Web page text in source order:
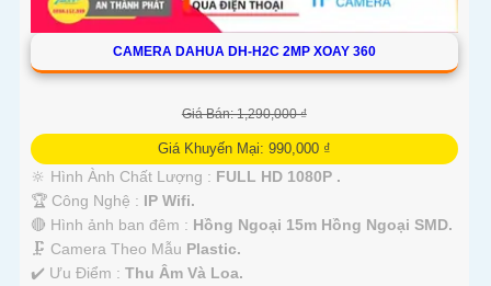
CAMERA DAHUA DH-H2C 2MP XOAY 360
Giá Bán: 1,290,000 ₫
Giá Khuyến Mại: 990,000 ₫
🔆 Hình Ành Chất Lượng : FULL HD 1080P .
🏆 Công Nghệ : IP Wifi.
🔴 Hình ảnh ban đêm : Hồng Ngoại 15m Hồng Ngoại SMD.
🗜️ Camera Theo Mẫu Plastic.
️✔️ Ưu Điểm : Thu Âm Và Loa.